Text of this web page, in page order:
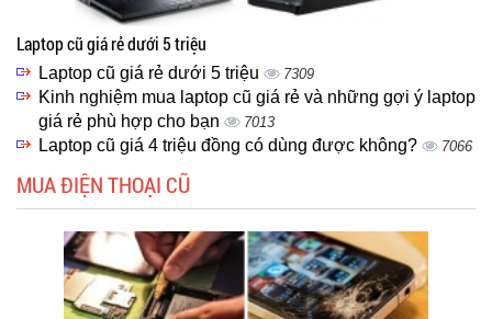
Laptop cũ giá rẻ dưới 5 triệu
Laptop cũ giá rẻ dưới 5 triệu 7309
Kinh nghiệm mua laptop cũ giá rẻ và những gợi ý laptop
giá rẻ phù hợp cho bạn
7013
Laptop cũ giá 4 triệu đồng có dùng được không? 7066
MUA ĐIỆN THOẠI CŨ